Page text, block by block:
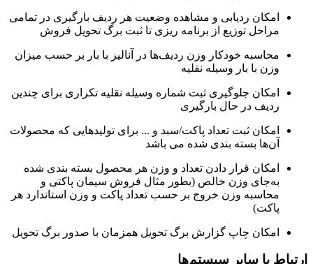
امکان ردیابی و مشاهده وضعیت هر ردیف بارگیری در تمامی
مراحل توزیع از برنامه ریزی تا ثبت برگ تحویل فروش
محاسبه خودکار وزن ردیف‌ها در آنالیز با بار بر حسب میزان
وزن با بار وسیله نقلیه
امکان جلوگیری ثبت شماره وسیله نقلیه تکراری برای چندین
ردیف در حال بارگیری
امکان ثبت تعداد پاکت/سبد و ... برای تولید‌هایی که محصولات
آن‌ها بسته بندی شده می باشد
امکان قرار دادن تعداد و وزن هر محصول بسته بندی شده
به‌جای وزن خالص (بطور مثال فروش سیمان پاکتی و
محاسبه وزن خروج بر حسب تعداد پاکت و وزن استاندارد هر
پاکت)
امکان چاپ گزارش برگ تحویل همزمان با صدور برگ تحویل
ارتباط با سایر سیستم‌ها